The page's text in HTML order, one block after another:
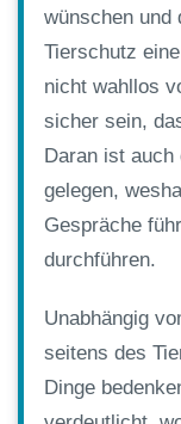
wünschen und
Tierschutz
nicht wahllos
sicher sein,
Daran ist auch
gelegen,
Gespräche
durchführen.
Unabhängig
seitens des
Dinge